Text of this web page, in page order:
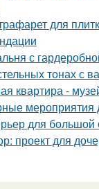
для
с
тонах с
квартира -
для большой
проект для